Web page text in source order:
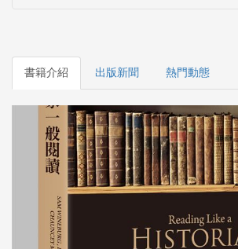
書籍介紹 出版新聞 熱門動態